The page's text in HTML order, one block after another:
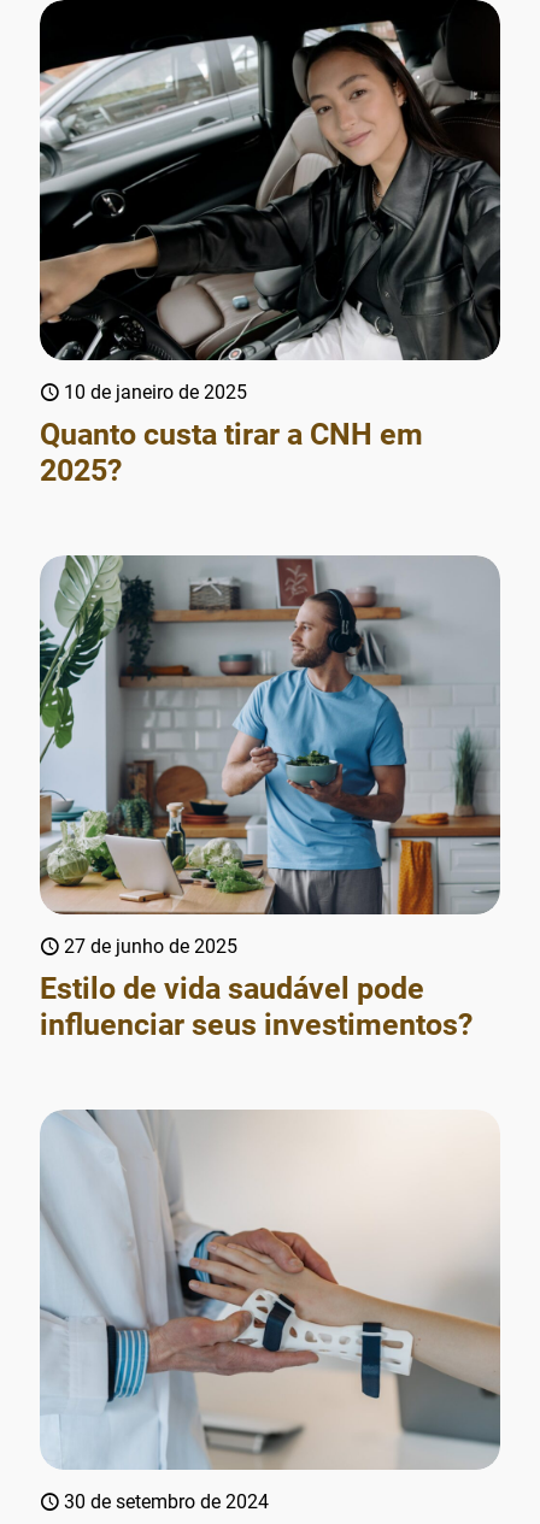
10 de janeiro de 2025
Quanto custa tirar a CNH em
2025?
27 de junho de 2025
Estilo de vida saudável pode
influenciar seus investimentos?
30 de setembro de 2024